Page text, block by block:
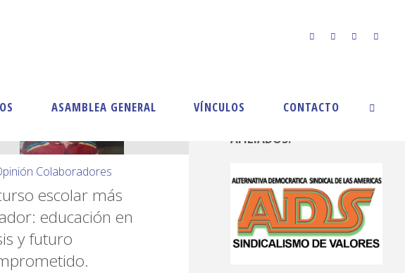
ASAMBLEA GENERAL VÍNCULOS CONTACTO
Colaboradores
escolar más
educación en
y futuro
AFILIADOS: